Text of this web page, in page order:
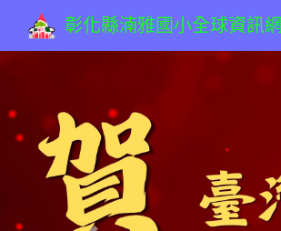
彰化縣湳雅國小全球資訊網